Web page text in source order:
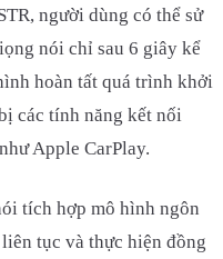
người dùng có thể sử
nói chỉ sau 6 giây kể
hoàn tất quá trình khởi
các tính năng kết nối
Apple CarPlay.
tích hợp mô hình ngôn
tục và thực hiện đồng